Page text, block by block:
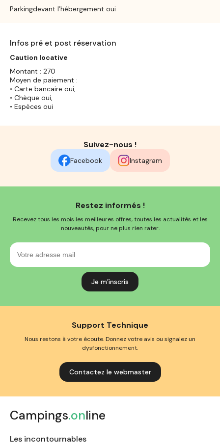
Parkingdevant l’hébergement oui
Infos pré et post réservation
Caution locative
Montant : 270
Moyen de paiement :
• Carte bancaire oui,
• Chèque oui,
• Espèces oui
Suivez-nous !
Facebook Instagram
Restez informés !
Recevez tous les mois les meilleures offres, toutes les actualités et les
nouveautés, pour ne plus rien rater.
Votre
adresse
mail
Support Technique
Nous restons à votre écoute. Donnez votre avis ou signalez un
dysfonctionnement.
Contactez le webmaster
Campings.online
Les incontournables